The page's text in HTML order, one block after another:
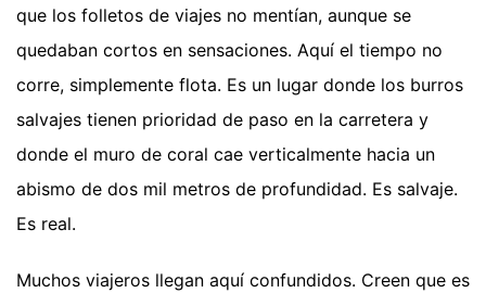
que los folletos de viajes no mentían, aunque se
quedaban cortos en sensaciones. Aquí el tiempo no
corre, simplemente flota. Es un lugar donde los burros
salvajes tienen prioridad de paso en la carretera y
donde el muro de coral cae verticalmente hacia un
abismo de dos mil metros de profundidad. Es salvaje.
Es real.
Muchos viajeros llegan aquí confundidos. Creen que es